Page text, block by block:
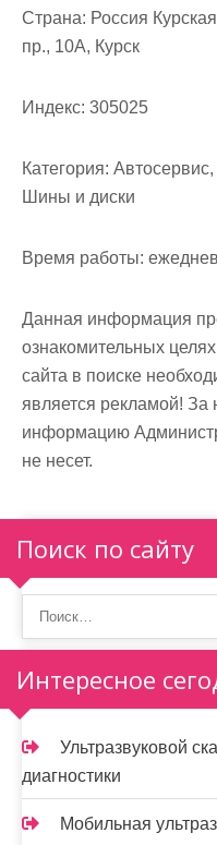
Страна: Россия
пр., 10А, Курск
Индекс: 305025
Категория:
Шины и диски
Время работы:
Данная информация
ознакомительных
сайта в поиске
является рекламой!
информацию
не несет.
Поиск по сайту
Интересное
Ультразвуковой
диагностики
Мобильная